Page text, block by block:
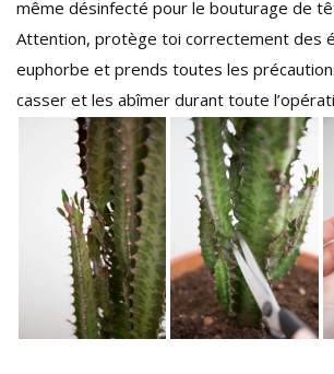
même désinfecté pour le bouturage de
Attention, protège toi correctement des
euphorbe et prends toutes les
casser et les abîmer durant toute